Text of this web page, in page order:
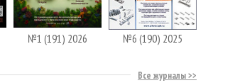
№1 (191) 2026 №6 (190) 2025
Все журналы